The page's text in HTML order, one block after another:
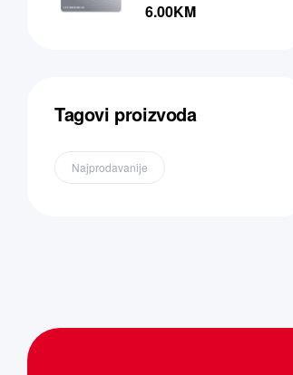
6.00KM
Tagovi proizvoda
Najprodavanije